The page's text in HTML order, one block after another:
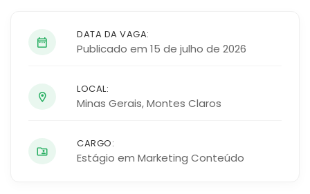
DATA DA VAGA:
Publicado em 15 de julho de 2026
LOCAL:
Minas Gerais,Montes Claros
CARGO:
Estágio em Marketing Conteúdo